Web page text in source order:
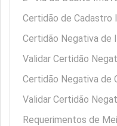
Certidão de Cadastro
Certidão Negativa de
Validar Certidão
Certidão Negativa de
Validar Certidão
Requerimentos de